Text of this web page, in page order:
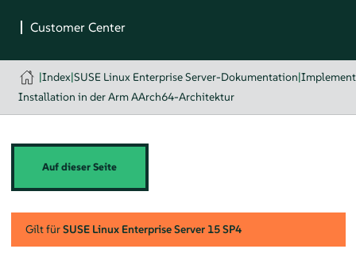
|Index|SUSE Linux Enterprise Server-Dokumentation|
Installation in der Arm AArch64-Architektur
Auf dieser Seite
Gilt fürSUSE Linux Enterprise Server 15 SP4